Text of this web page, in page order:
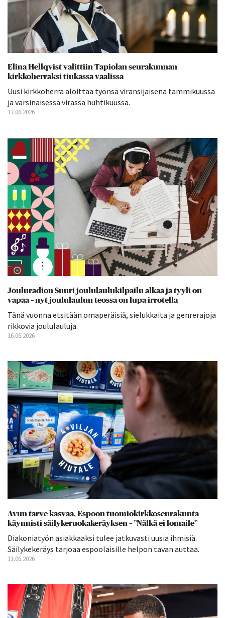
Elina Hellqvist valittiin Tapiolan seurakunnan
kirkkoherraksi tiukassa vaalissa
Uusi kirkkoherra aloittaa työnsä viransijaisena tammikuussa
ja varsinaisessa virassa huhtikuussa.
17.06.2026
Jouluradion Suuri joululaulukilpailu alkaa ja tyyli on
vapaa – nyt joululaulun teossa on lupa irrotella
Tänä vuonna etsitään omaperäisiä, sielukkaita ja genrerajoja
rikkovia joululauluja.
16.06.2026
Avun tarve kasvaa, Espoon tuomiokirkkoseurakunta
käynnisti säilykeruokakeräyksen – ”Nälkä ei lomaile”
Diakoniatyön asiakkaaksi tulee jatkuvasti uusia ihmisiä.
Säilykekeräys tarjoaa espoolaisille helpon tavan auttaa.
11.06.2026